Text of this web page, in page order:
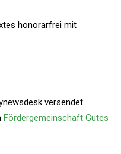
honorarfrei mit
versendet.
Fördergemeinschaft Gutes